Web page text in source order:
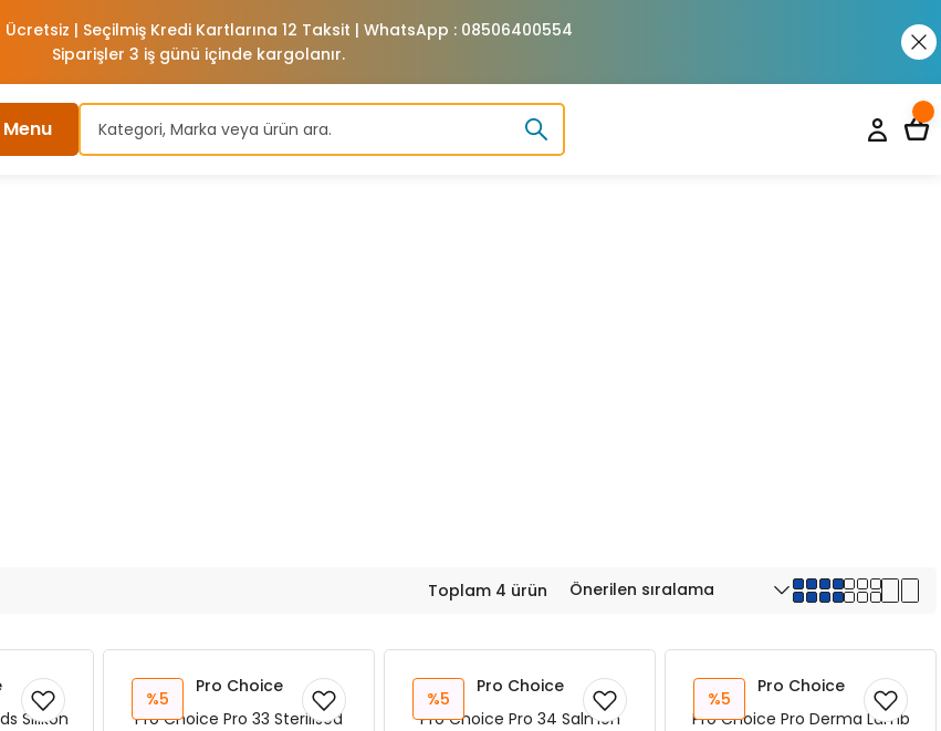
Ücretsiz | Seçilmiş Kredi Kartlarına 12 Taksit | WhatsApp : 08506400554
Siparişler 3 iş günü içinde kargolanır.
Menu
Toplam 4 ürün
Silikon
%5
Pro Choice
Pro Choice Pro 33 Sterilised
%5
Pro Choice
Pro Choice Pro 34 Salmon
%5
Pro Choice
Pro Choice Pro Derma Lamb